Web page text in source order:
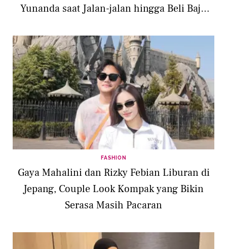
Yunanda saat Jalan-jalan hingga Beli Baju
FASHION
Gaya Mahalini dan Rizky Febian Liburan di
Jepang, Couple Look Kompak yang Bikin
Serasa Masih Pacaran